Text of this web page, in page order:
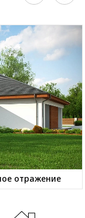
отражение